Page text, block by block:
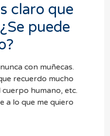
claro que
puede
con muñecas.
recuerdo mucho
humano, etc.
a lo que me quiero